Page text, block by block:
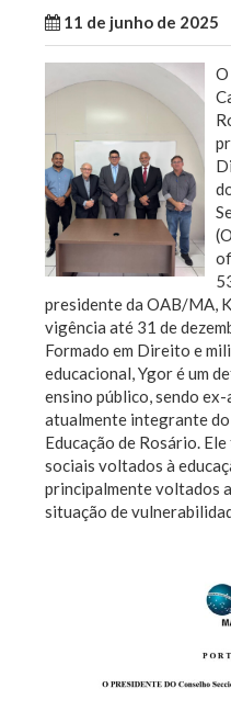
11 de junho de 2025
presidente da OAB/MA,
vigência até 31 de
Formado em Direito e
educacional, Ygor é um
ensino público, sendo
atualmente integrante
Educação de Rosário.
sociais voltados à
principalmente voltados
situação de